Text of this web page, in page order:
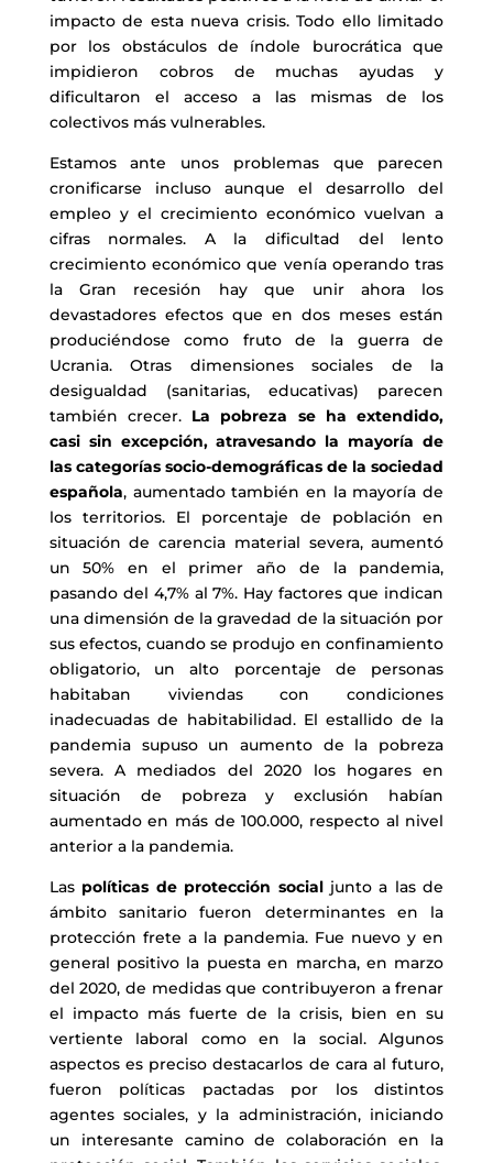
impacto de esta nueva crisis. Todo ello limitado
por los obstáculos de índole burocrática que
impidieron cobros de muchas ayudas y
dificultaron el acceso a las mismas de los
colectivos más vulnerables.
Estamos ante unos problemas que parecen
cronificarse incluso aunque el desarrollo del
empleo y el crecimiento económico vuelvan a
cifras normales. A la dificultad del lento
crecimiento económico que venía operando tras
la Gran recesión hay que unir ahora los
devastadores efectos que en dos meses están
produciéndose como fruto de la guerra de
Ucrania. Otras dimensiones sociales de la
desigualdad (sanitarias, educativas) parecen
también crecer. La pobreza se ha extendido,
casi sin excepción, atravesando la mayoría de
las categorías socio-demográficas de la sociedad
española, aumentado también en la mayoría de
los territorios. El porcentaje de población en
situación de carencia material severa, aumentó
un 50% en el primer año de la pandemia,
pasando del 4,7% al 7%. Hay factores que indican
una dimensión de la gravedad de la situación por
sus efectos, cuando se produjo en confinamiento
obligatorio, un alto porcentaje de personas
habitaban viviendas con condiciones
inadecuadas de habitabilidad. El estallido de la
pandemia supuso un aumento de la pobreza
severa. A mediados del 2020 los hogares en
situación de pobreza y exclusión habían
aumentado en más de 100.000, respecto al nivel
anterior a la pandemia.
Las políticas de protección socialjunto a las de
ámbito sanitario fueron determinantes en la
protección frete a la pandemia. Fue nuevo y en
general positivo la puesta en marcha, en marzo
del 2020, de medidas que contribuyeron a frenar
el impacto más fuerte de la crisis, bien en su
vertiente laboral como en la social. Algunos
aspectos es preciso destacarlos de cara al futuro,
fueron políticas pactadas por los distintos
agentes sociales, y la administración, iniciando
un interesante camino de colaboración en la